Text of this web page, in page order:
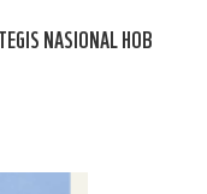
NASIONAL HOB